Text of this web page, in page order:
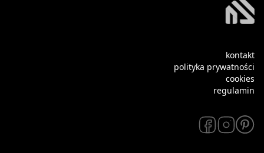
kontakt
polityka prywatności
cookies
regulamin